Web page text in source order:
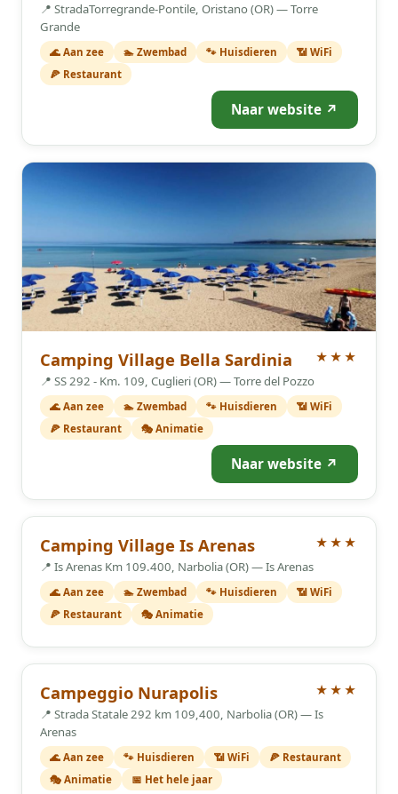
📍 StradaTorregrande-Pontile, Oristano (OR) — Torre
Grande
🌊 Aan zee 🏊 Zwembad 🐾 Huisdieren
📶 WiFi
🍕 Restaurant
Naar website ↗
Camping Village Bella Sardinia ★★★
3 Sterren
📍 SS 292 - Km. 109, Cuglieri (OR) — Torre del Pozzo
🌊 Aan zee 🏊 Zwembad 🐾 Huisdieren
📶 WiFi
🍕 Restaurant
🎭 Animatie
Naar website ↗
Camping Village Is Arenas ★★★
3 Sterren
📍 Is Arenas Km 109.400, Narbolia (OR) — Is Arenas
🌊 Aan zee 🏊 Zwembad 🐾 Huisdieren
📶 WiFi
🍕 Restaurant
🎭 Animatie
Campeggio Nurapolis ★★★
3 Sterren
📍 Strada Statale 292 km 109,400, Narbolia (OR) — Is
Arenas
🌊 Aan zee 🐾 Huisdieren 📶 WiFi
🍕 Restaurant
🎭 Animatie
📅 Het hele jaar